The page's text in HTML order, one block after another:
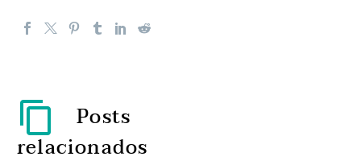
Posts
relacionados